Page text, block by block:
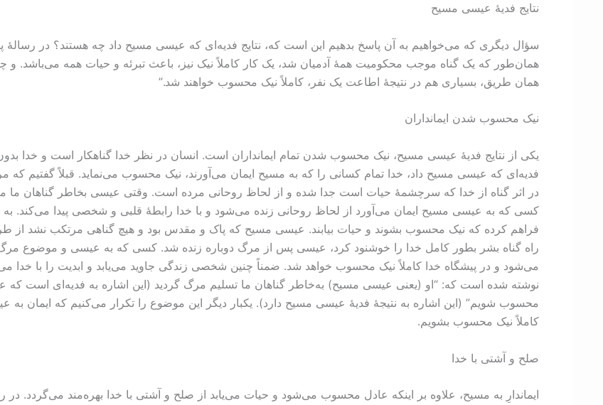
نتایج فدیۀ عیسی مسیح
همان‌طور که یک گناه موجب محکومیت همۀ آدمیان شد، یک کار کاملاً نیک نیز، باعث تبرئه و حیات همه می‌باشد. و
همان طریق، بسیاری هم در نتیجۀ اطاعت یک نفر، کاملاً نیک محسوب خواهند شد.”
نیک محسوب شدن ایمانداران
یکی از نتایج فدیۀ عیسی مسیح، نیک محسوب شدن تمام ایمانداران است. انسان در نظر خدا گناهکار است و خدا
فدیه‌ای که عیسی مسیح داد، خدا تمام کسانی را که به مسیح ایمان می‌آورند، نیک محسوب می‌نماید. قبلاً گفتیم
در اثر گناه از خدا که سرچشمۀ حیات است جدا شده و از لحاظ روحانی مرده است. وقتی عیسی بخاطر گناهان ما
کسی که به عیسی مسیح ایمان می‌آورد از لحاظ روحانی زنده می‌شود و با خدا رابطۀ قلبی و شخصی پیدا می‌کند. به
فراهم کرده که نیک محسوب بشوند و حیات بیابند. عیسی مسیح که پاک و مقدس بود و هیچ گناهی مرتکب نشد از
راه گناه بشر بطور کامل خدا را خوشنود کرد، عیسی پس از مرگ دوباره زنده شد. کسی که به عیسی و موضوع مرگ
نوشته شده است که: “او (یعنی عیسی مسیح) به‌خاطر گناهان ما تسلیم مرگ گردید (این اشاره به فدیه‌ای است که
محسوب شویم” (این اشاره به نتیجۀ فدیۀ عیسی مسیح دارد). یکبار دیگر این موضوع را تکرار می‌کنیم که ایمان
کاملاً نیک محسوب بشویم.
صلح و آشتی با خدا